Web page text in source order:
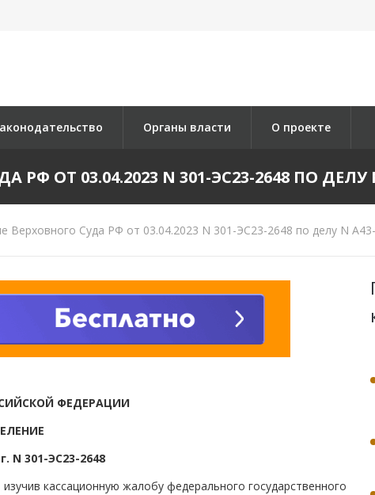
Органы власти О проекте
ОТ 03.04.2023 N 301-ЭС23-2648 ПО ДЕЛУ
Верховного Суда РФ от 03.04.2023 N 301-ЭС23-2648 по делу N
ФЕДЕРАЦИИ
N 301-ЭС23-2648
кассационную жалобу федерального государственного